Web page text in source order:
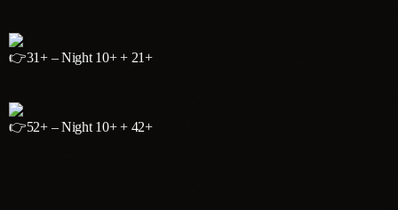
31+ – Night 10+ + 21+
52+ – Night 10+ + 42+